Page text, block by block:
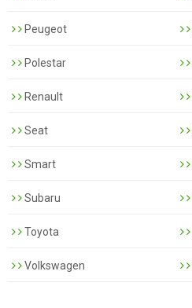
Peugeot
Polestar
Renault
Seat
Smart
Subaru
Toyota
Volkswagen